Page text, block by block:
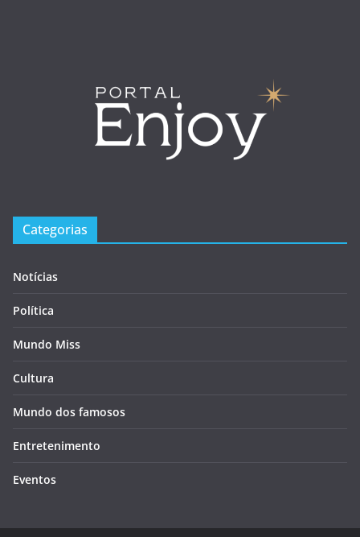
Categorias
Notícias
Política
Mundo Miss
Cultura
Mundo dos famosos
Entretenimento
Eventos